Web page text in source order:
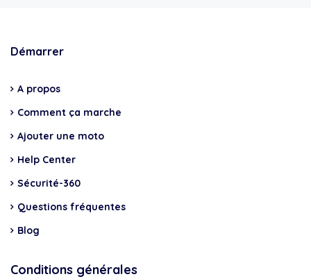
Démarrer
A propos
Comment ça marche
Ajouter une moto
Help Center
Sécurité-360
Questions fréquentes
Blog
Conditions générales